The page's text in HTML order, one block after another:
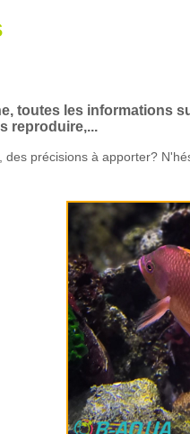
toutes les informations
reproduire,...
des précisions à apporter?